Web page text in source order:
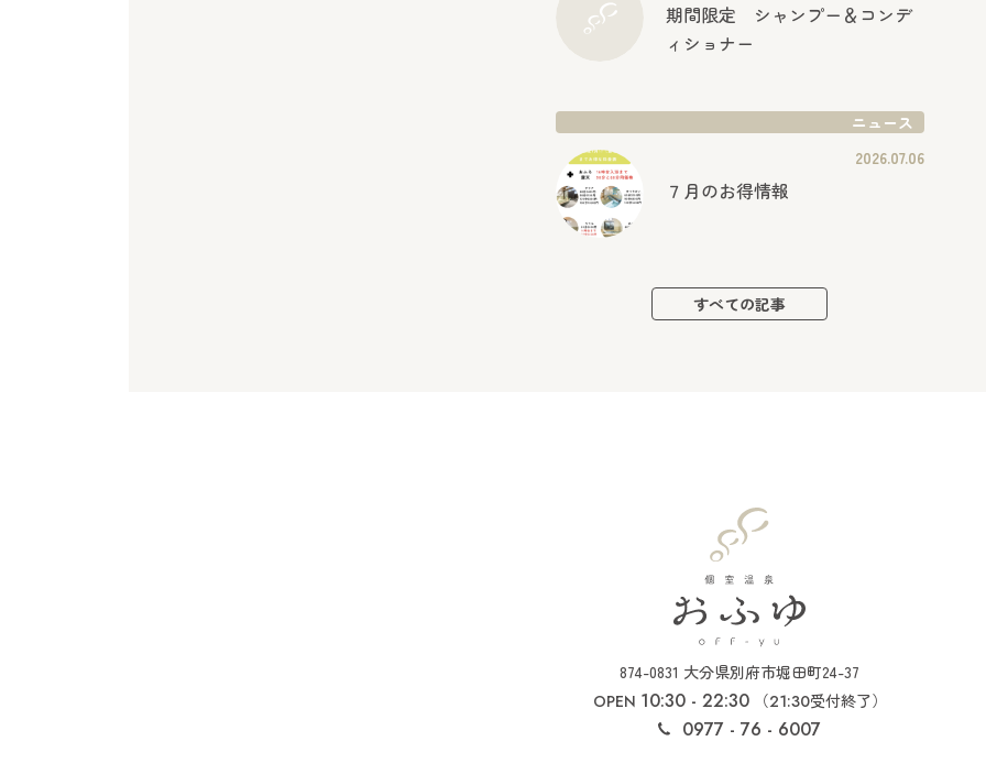
期間限定 シャンプー＆コンデ
ィショナー
ニュース
2026.07.06
７月のお得情報
すべての記事
874-0831 大分県別府市堀田町24-37
OPEN 10:30 - 22:30 （21:30受付終了）
0977 - 76 - 6007